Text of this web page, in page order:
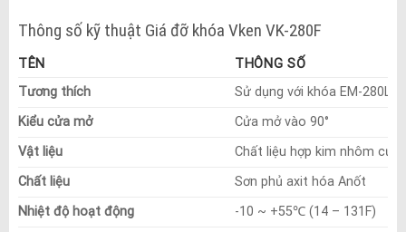
Thông số kỹ thuật Giá đỡ khóa Vken VK-280F
TÊN
THÔNG SỐ
Tương thích
Sử dụng với khóa EM-280LS
Kiểu cửa mở
Cửa mở vào 90°
Vật liệu
Chất liệu hợp kim nhôm
Chất liệu
Sơn phủ axit hóa Anốt
Nhiệt độ hoạt động
-10 ~ +55℃ (14 – 131F)